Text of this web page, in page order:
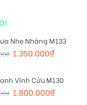
Nhẹ Nhàng M133
₫ 1.350.000₫
Vĩnh Cửu M130
₫ 1.800.000₫